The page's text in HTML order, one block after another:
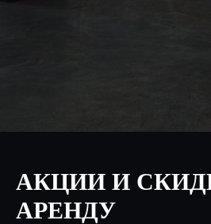
АКЦИИ И
АРЕНДУ